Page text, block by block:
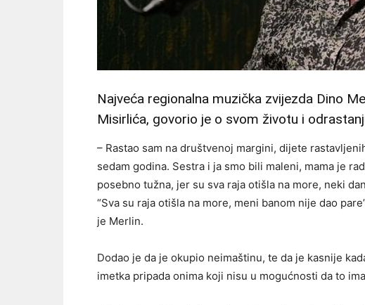
Najveća regionalna muzička zvijezda Dino
Misirlića, govorio je o svom životu i
– Rastao sam na društvenoj margini, dijete
sedam godina. Sestra i ja smo bili maleni, mama je
posebno tužna, jer su sva raja otišla na more, neki
“Sva su raja otišla na more, meni banom nije dao
je Merlin.
Dodao je da je okupio neimaštinu, te da je kasnije
imetka pripada onima koji nisu u mogućnosti da to